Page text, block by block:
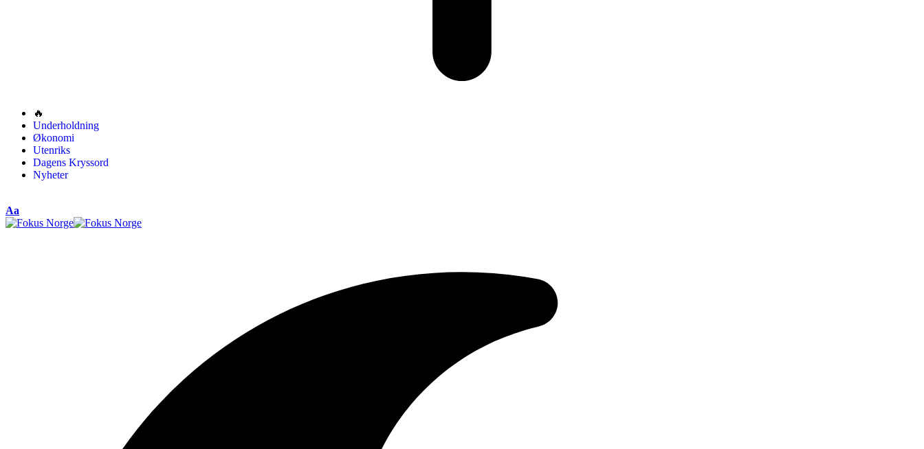
🔥
Underholdning
Økonomi
Utenriks
Dagens Kryssord
Nyheter
Aa